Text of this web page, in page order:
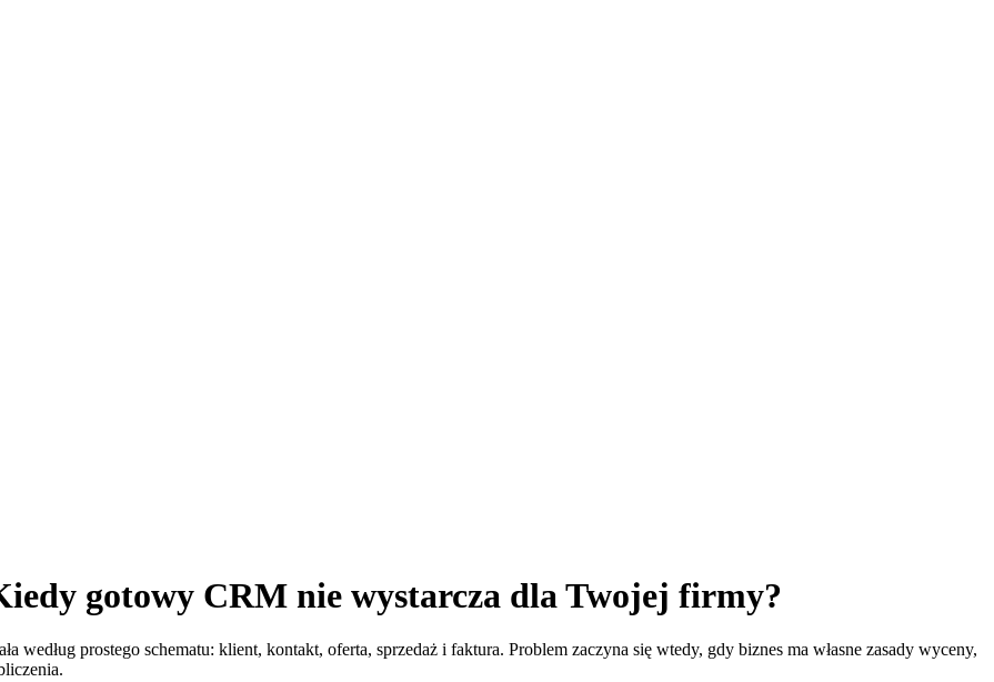
gotowy CRM nie wystarcza dla Twojej firmy?
według prostego schematu: klient, kontakt, oferta, sprzedaż i faktura. Problem zaczyna się wtedy, gdy biznes ma własne zasady wyceny,